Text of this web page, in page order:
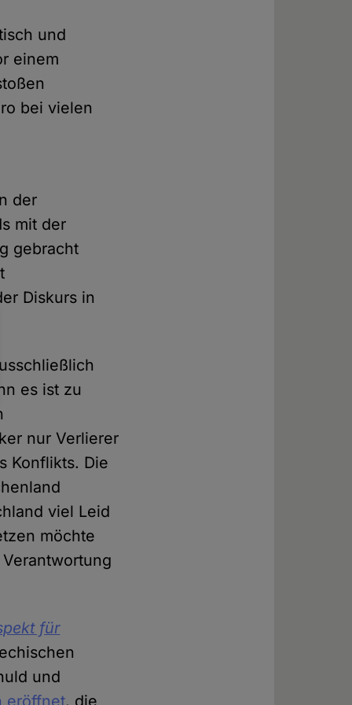
und
einem
bei vielen
der
mit der
gebracht
Diskurs in
es ist zu
nur Verlierer
Konflikts. Die
viel Leid
möchte
für
und